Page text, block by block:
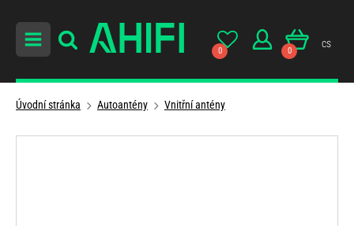
0 0
cs
Úvodní stránka Autoantény Vnitřní antény